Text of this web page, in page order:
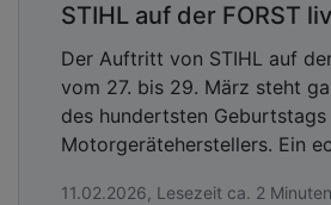
STIHL auf der FORST
Der Auftritt von STIHL auf
vom 27. bis 29. März steht
des hundertsten
Motorgeräteherstellers. Ein
11.02.2026, Lesezeit ca. 2 Minuten